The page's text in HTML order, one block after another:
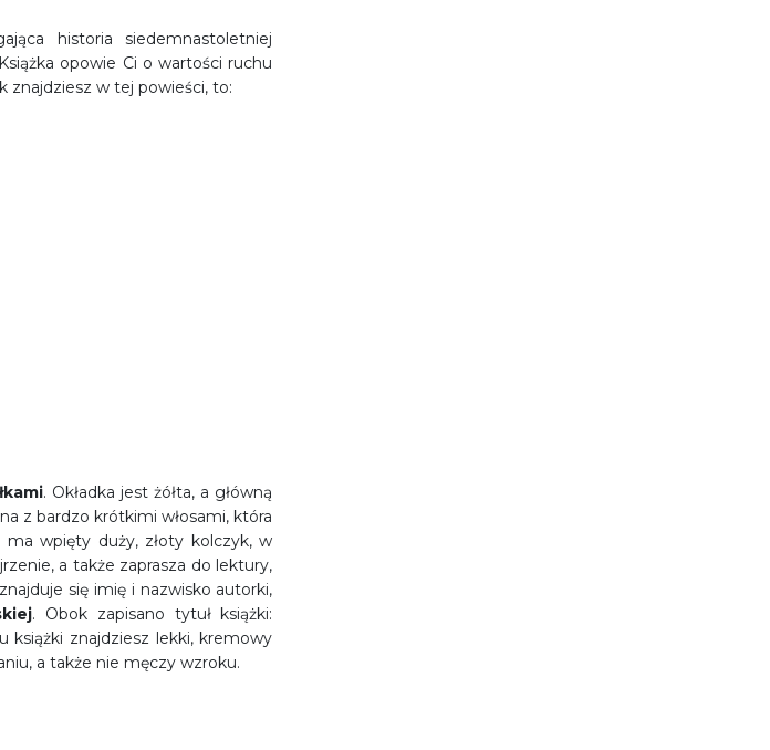
historia siedemnastoletniej
opowie Ci o wartości ruchu
w tej powieści, to:
. Okładka jest żółta, a główną
z bardzo krótkimi włosami, która
wpięty duży, złoty kolczyk, w
a także zaprasza do lektury,
się imię i nazwisko autorki,
. Obok zapisano tytuł książki:
książki znajdziesz lekki, kremowy
a także nie męczy wzroku.